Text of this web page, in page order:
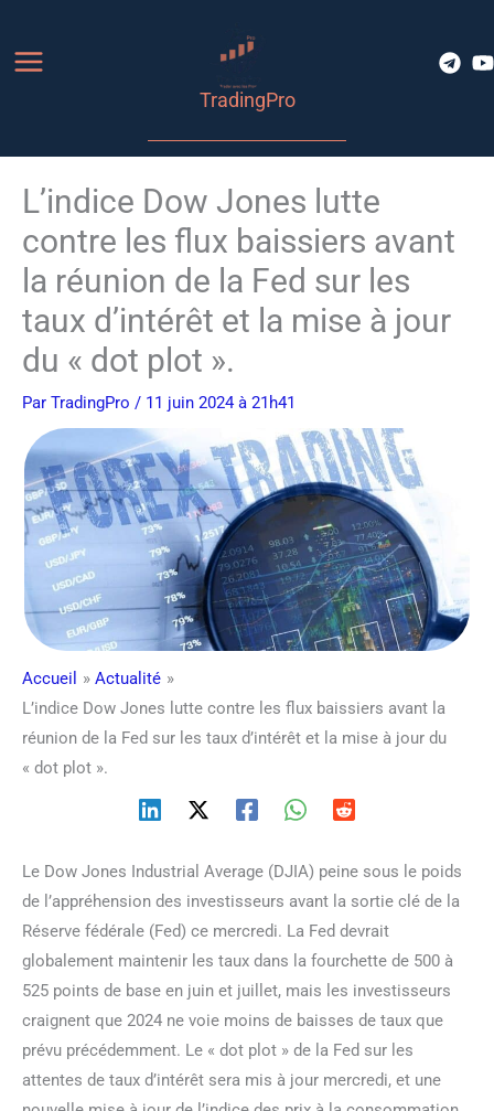
contenu
TradingPro
L’indice Dow Jones lutte
contre les flux baissiers avant
la réunion de la Fed sur les
taux d’intérêt et la mise à jour
du « dot plot ».
Par TradingPro / 11 juin 2024 à 21h41
Accueil
Actualité
L’indice Dow Jones lutte contre les flux baissiers avant la
réunion de la Fed sur les taux d’intérêt et la mise à jour du
« dot plot ».
Le Dow Jones Industrial Average (DJIA) peine sous le poids
de l’appréhension des investisseurs avant la sortie clé de la
Réserve fédérale (Fed) ce mercredi. La Fed devrait
globalement maintenir les taux dans la fourchette de 500 à
525 points de base en juin et juillet, mais les investisseurs
craignent que 2024 ne voie moins de baisses de taux que
prévu précédemment. Le « dot plot » de la Fed sur les
attentes de taux d’intérêt sera mis à jour mercredi, et une